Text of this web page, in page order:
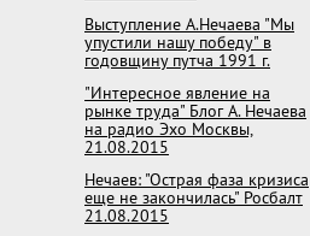
Выступление А.Нечаева "Мы
упустили нашу победу" в
годовщину путча 1991 г.
"Интересное явление на
рынке труда" Блог А. Нечаева
на радио Эхо Москвы,
21.08.2015
Нечаев: "Острая фаза кризиса
еще не закончилась" Росбалт
21.08.2015